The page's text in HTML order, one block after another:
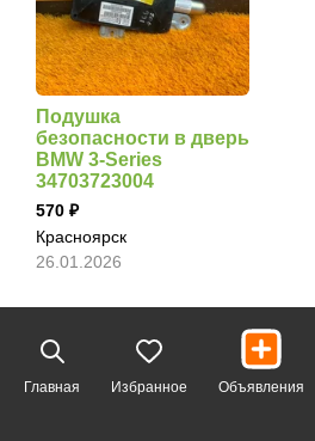
Подушка
безопасности в дверь
BMW 3-Series
34703723004
570
Красноярск
26.01.2026
Главная Избранное Объявления